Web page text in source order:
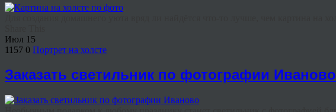
Июл 15
1157 0 Портрет на холсте
Заказать светильник по фотографии Иваново